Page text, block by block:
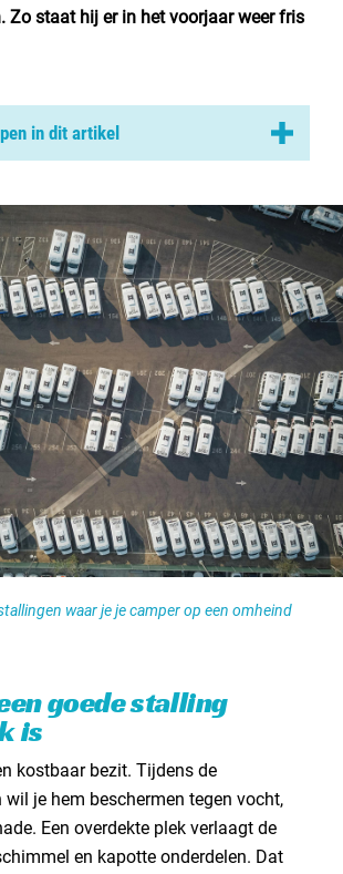
aan
Zo staat hij er in het voorjaar weer fris
in dit artikel
stallen: wat past bij jou
camper voor
zorgeloze winter
waar je je camper op een omheind
goede stalling
is
kostbaar bezit. Tijdens de
je hem beschermen tegen vocht,
Een overdekte plek verlaagt de
en kapotte onderdelen. Dat